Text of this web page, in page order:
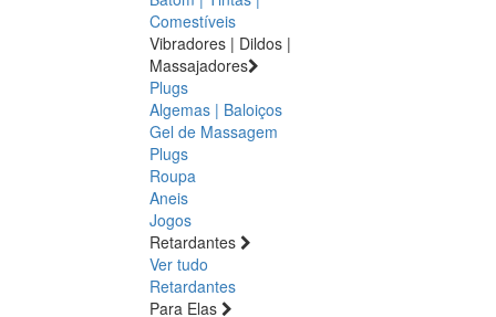
Comestíveis
Vibradores | Dildos |
Massajadores
Plugs
Algemas | Baloiços
Gel de Massagem
Plugs
Roupa
Aneis
Jogos
Retardantes
Ver tudo
Retardantes
Para Elas